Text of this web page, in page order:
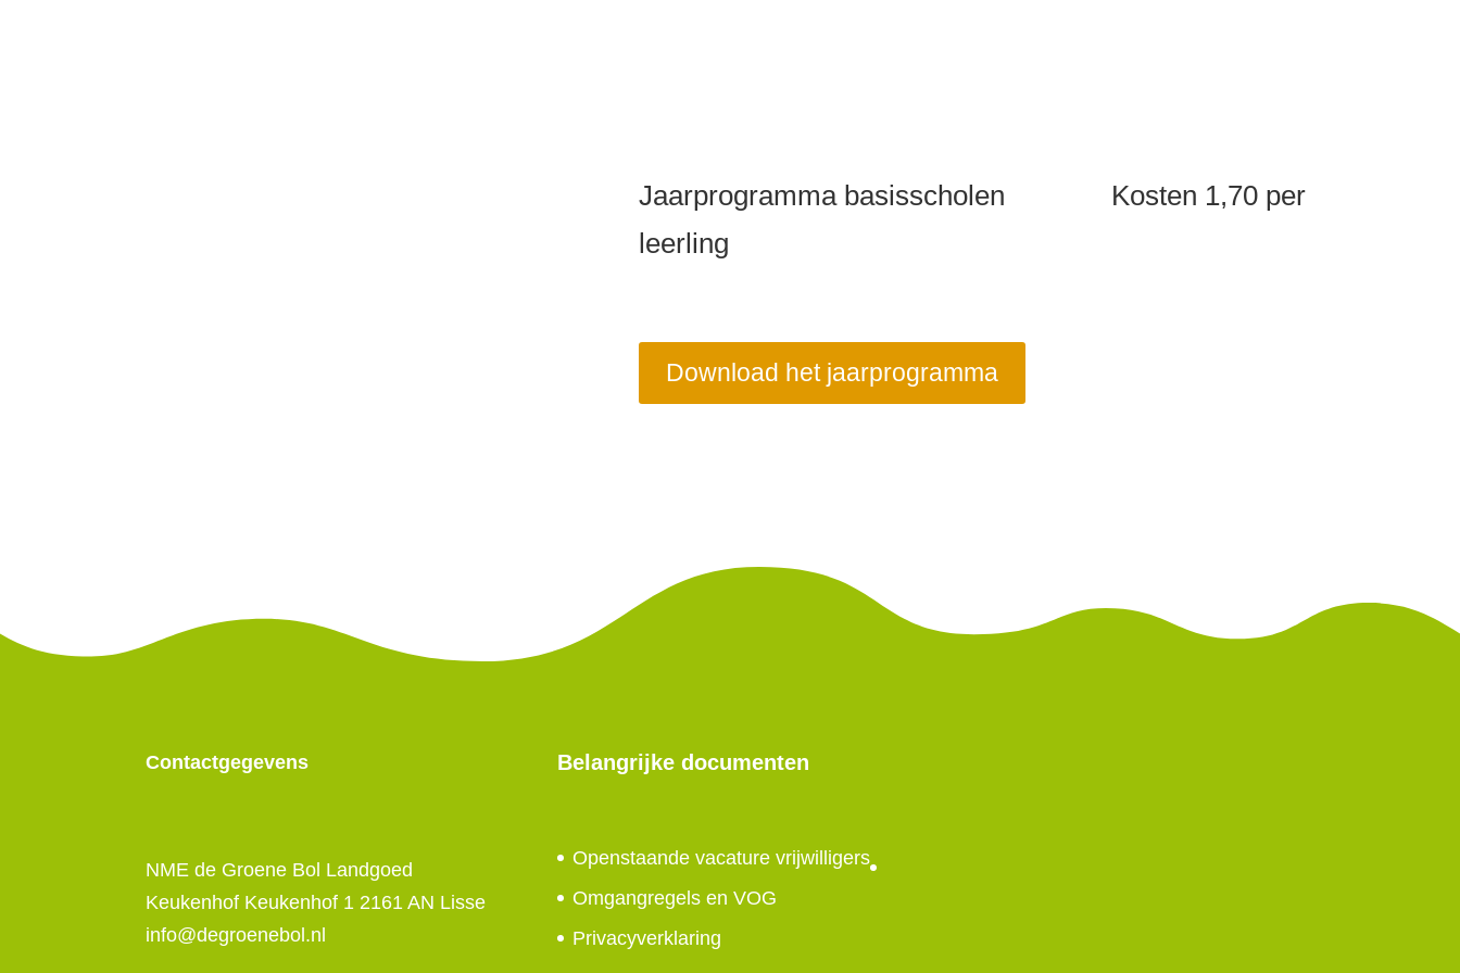
Jaarprogramma basisscholen Kosten 1,70 per
leerling
Download het jaarprogramma
Contactgegevens
NME de Groene Bol Landgoed
Keukenhof Keukenhof 1 2161 AN Lisse
info@degroenebol.nl
Belangrijke documenten
Openstaande vacature vrijwilligers
Omgangregels en VOG
Privacyverklaring